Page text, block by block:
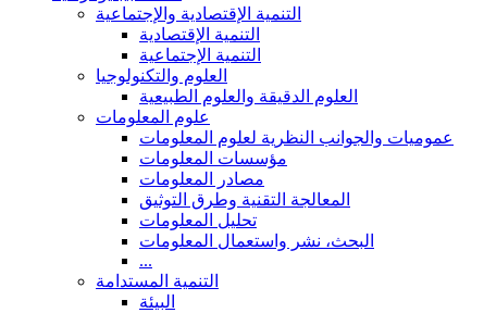
التنمية الإقتصادية والإجتماعية
التنمية الإقتصادية
التنمية الإجتماعية
العلوم والتكنولوجيا
العلوم الدقيقة والعلوم الطبيعية
علوم المعلومات
عموميات والجوانب النظرية لعلوم المعلومات
مؤسسات المعلومات
مصادر المعلومات
المعالجة التقنية وطرق التوثيق
تحليل المعلومات
البحث، نشر واستعمال المعلومات
...
التنمية المستدامة
البيئة